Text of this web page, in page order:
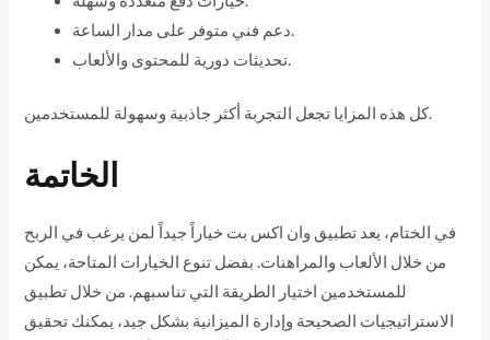
دعم فني متوفر على مدار الساعة.
تحديثات دورية للمحتوى والألعاب.
كل هذه المزايا تجعل التجربة أكثر جاذبية وسهولة للمستخدمين.
الخاتمة
في الختام، يعد تطبيق وان اكس بت خياراً جيداً لمن يرغب في الربح
من خلال الألعاب والمراهنات. بفضل تنوع الخيارات المتاحة، يمكن
للمستخدمين اختيار الطريقة التي تناسبهم. من خلال تطبيق
الاستراتيجيات الصحيحة وإدارة الميزانية بشكل جيد، يمكنك تحقيق